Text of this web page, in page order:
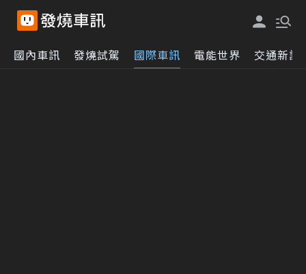
國內車訊 發燒試駕 國際車訊 電能世界 交通新訊